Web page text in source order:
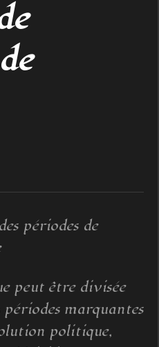
périodes de
peut être divisée
marquantes
politique,